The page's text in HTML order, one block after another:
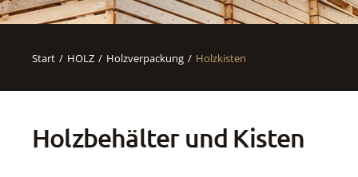
Start HOLZ Holzverpackung Holzkisten
Holzbehälter und Kisten